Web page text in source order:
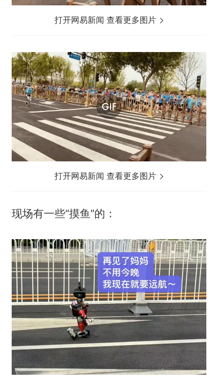
打开网易新闻 查看更多图片
打开网易新闻 查看更多图片
现场有一些“摸鱼”的：